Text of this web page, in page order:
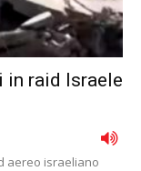
in raid Israele
aereo israeliano